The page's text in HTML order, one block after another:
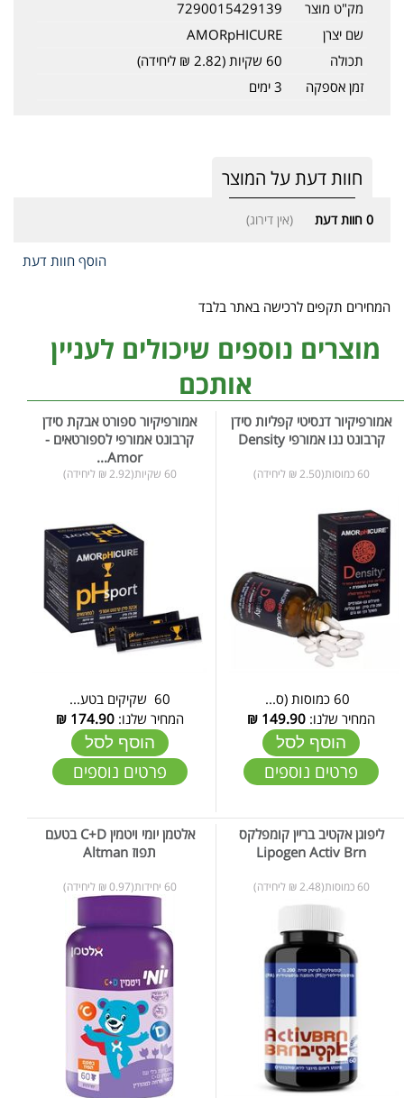
מק"ט מוצר
7290015429139
שם יצרן
AMORpHICURE
תכולה
60 שקיות (2.82 ₪ ליחידה)
זמן אספקה
3 ימים
חוות דעת על המוצר
0 חוות דעת (אין דירוג)
הוסף חוות דעת
המחירים תקפים לרכישה באתר בלבד
מוצרים נוספים שיכולים לעניין
אותכם
אמורפיקיור דנסיטי קפליות סידן
קרבונט ננו אמורפי Density
60 כמוסות(2.50 ₪ ליחידה)
המחיר שלנו: 149.90
₪
הוסף לסל
פרטים נוספים
אמורפיקיור ספורט אבקת סידן
קרבונט אמורפי לספורטאים -
Amor...
60 שקיות(2.92 ₪ ליחידה)
60 שקיקים בטע...
המחיר שלנו:174.90
₪
הוסף לסל
פרטים נוספים
ליפוגן אקטיב בריין קומפלקס
Lipogen Activ Brn
60 כמוסות(2.48 ₪ ליחידה)
אלטמן יומי ויטמין C+D בטעם
תפוז Altman
60 יחידות(0.97 ₪ ליחידה)